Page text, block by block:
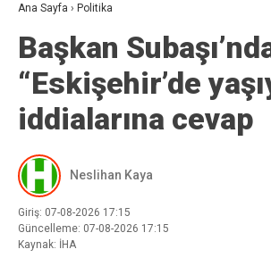
Ana Sayfa › Politika
Başkan
“Eskişehir’de
iddialarına cevap
Neslihan Kaya
Giriş: 07-08-2026 17:15
Güncelleme: 07-08-2026 17:15
Kaynak: İHA